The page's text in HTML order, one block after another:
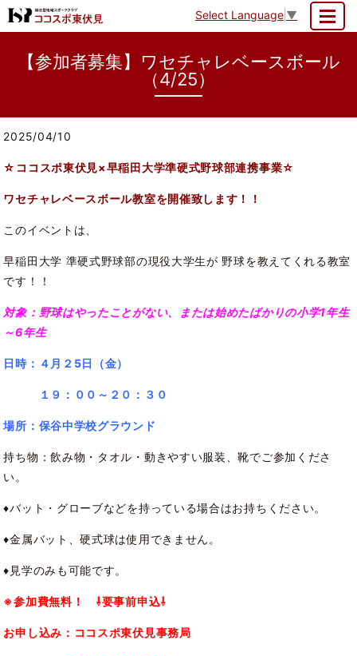
Select Language ▼
【参加者募集】ワセチャレベースボール
（4/25）
2025/04/10
☆ココスポ東伏見×早稲田大学準硬式野球部連携事業☆
ワセチャレベースボール教室を開催致します！！
このイベントは、
早稲田大学 準硬式野球部の現役大学生が 野球を教えてくれる教室
です！！
対象：野球はやったことがない、または始めたばかりの小学1年生
～6年生
日時：４ 月２5日（金）
１９：００～２０：３０
場所 ：保谷中学校グラウンド
持ち物：飲み物・タオル・動きやすい服装、靴でご参加くださ
い。
♦バット・グローブなどを持っている場合はお持ちください。
♦金属バット、硬式球は使用できません。
♦見学のみも可能です。
※参加費無料！ ⇩要事前申込⇩
お申し込み：ココスポ東伏見事務局